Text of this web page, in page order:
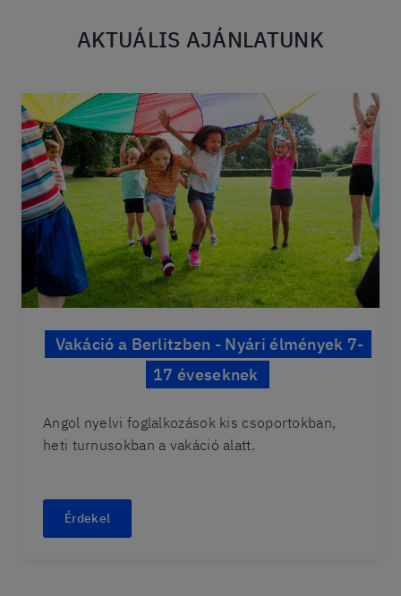
AKTUÁLIS AJÁNLATUNK
Vakáció a Berlitzben - Nyári élmények 7-
17 éveseknek
Angol nyelvi foglalkozások kis csoportokban,
heti turnusokban a vakáció alatt.
Érdekel